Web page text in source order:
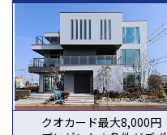
クオカード最大8,000円